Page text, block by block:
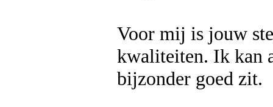
Voor mij is jouw
kwaliteiten. Ik kan
bijzonder goed zit.